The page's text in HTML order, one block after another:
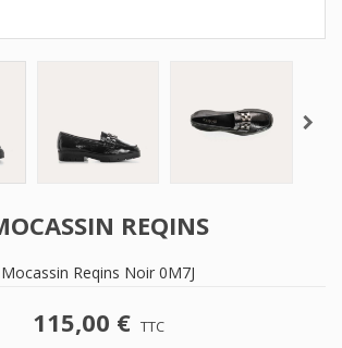
REQINS
Mocassin Reqins Noir 0M7J
115,00 € TTC